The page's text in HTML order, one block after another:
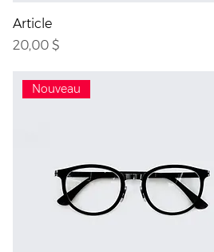
Article
Prix
20,00 $
Nouveau